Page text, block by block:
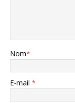
Nom*
E-mail *